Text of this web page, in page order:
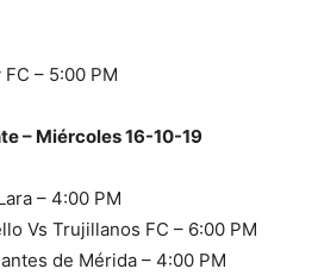
FC – 5:00 PM
– Miércoles 16-10-19
– 4:00 PM
Vs Trujillanos FC – 6:00 PM
de Mérida – 4:00 PM